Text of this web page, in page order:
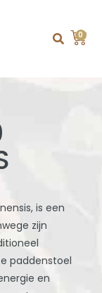
0
is een
zijn
paddenstoel
en